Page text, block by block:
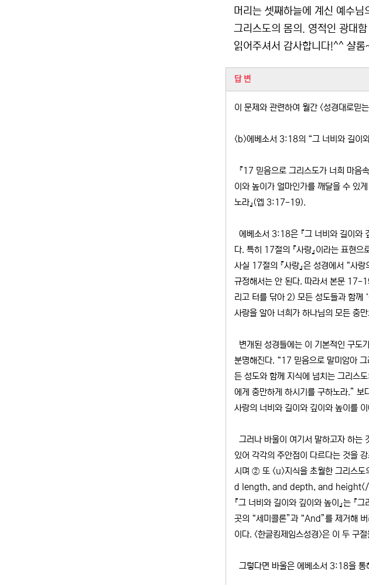
머리는 셋째하늘에 계신 예수
그리스도의 몸의. 영적인 광대
읽어주셔서 감사합니다!^^ 샬롬
관련자료
답 변
이 문제와 관련하여 월간 <성경대로믿
<b>에베소서 3:18의 “그 너비와 길이
『17 믿음으로 그리스도가 너희 마음
이와 높이가 얼마인가를 깨달을 수 있
노라』(엡 3:17-19).
에베소서 3:18은 『그 너비와 길이와
다. 특히 17절의 『사랑』이라는 표현
사실 17절의 『사랑』은 성경에서 “사
규정해서는 안 된다. 따라서 본문 17-
리고 터를 닦아 2) 모든 성도들과 함께
사랑을 알아 너희가 하나님의 모든 충
변개된 성경들에는 이 기본적인 구도
분명해진다. “17 믿음으로 말미암아
든 성도와 함께 지식에 넘치는 그리스
에게 충만하게 하시기를 구하노라.”
사랑의 너비와 길이와 깊이와 높이를
그러나 바울이 여기서 말하고자 하는
있어 각각의 주안점이 다르다는 것을
시며 ② 또 <u>지식을 초월한 그리
d length, and depth, and
『그 너비와 길이와 깊이와 높이』는 『
곳의 “세미콜론”과 “And”를 제거해
이다. <한글킹제임스성경>은 이 두 구
그렇다면 바울은 에베소서 3:18을 통